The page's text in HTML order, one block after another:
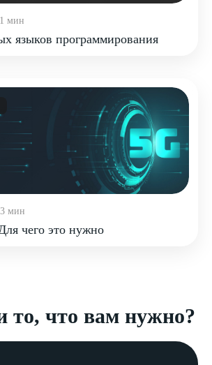
мин
языков программирования
мин
чего это нужно
то, что вам нужно?